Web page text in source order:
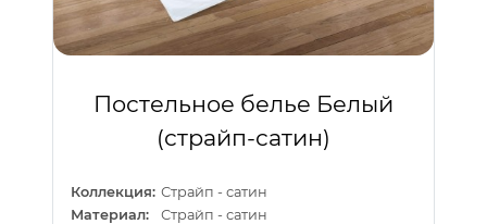
Постельное белье Белый
(страйп-сатин)
Коллекция: Страйп - сатин
Материал:
Страйп - сатин